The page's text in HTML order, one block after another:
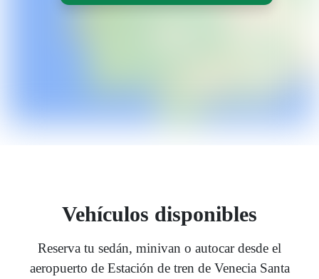
Vehículos disponibles
Reserva tu sedán, minivan o autocar desde el
aeropuerto de Estación de tren de Venecia Santa